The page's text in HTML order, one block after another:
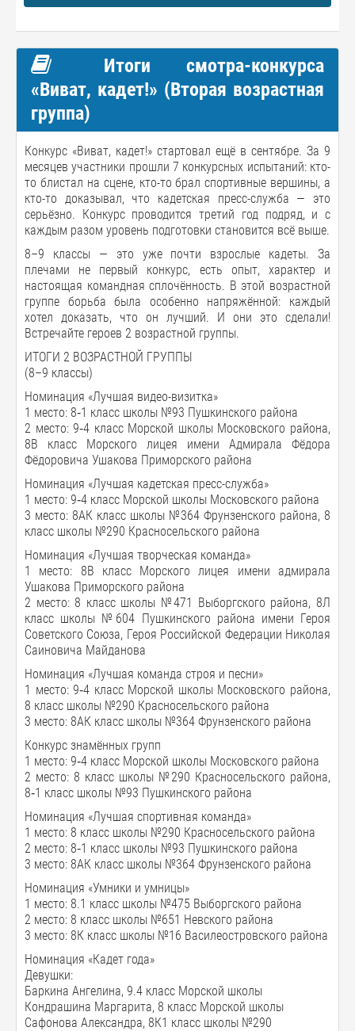
Итоги смотра-конкурса
«Виват, кадет!» (Вторая возрастная
группа)
Конкурс «Виват, кадет!» стартовал ещё в сентябре. За 9
месяцев участники прошли 7 конкурсных испытаний: кто-
то блистал на сцене, кто-то брал спортивные вершины, а
кто-то доказывал, что кадетская пресс-служба — это
серьёзно. Конкурс проводится третий год подряд, и с
каждым разом уровень подготовки становится всё выше.
8–9 классы — это уже почти взрослые кадеты. За
плечами не первый конкурс, есть опыт, характер и
настоящая командная сплочённость. В этой возрастной
группе борьба была особенно напряжённой: каждый
хотел доказать, что он лучший. И они это сделали!
Встречайте героев 2 возрастной группы.
ИТОГИ 2 ВОЗРАСТНОЙ ГРУППЫ
(8–9 классы)
Номинация «Лучшая видео-визитка»
1 место: 8‑1 класс школы №93 Пушкинского района
2 место: 9‑4 класс Морской школы Московского района,
8В класс Морского лицея имени Адмирала Фёдора
Фёдоровича Ушакова Приморского района
Номинация «Лучшая кадетская пресс-служба»
1 место: 9‑4 класс Морской школы Московского района
3 место: 8АК класс школы №364 Фрунзенского района, 8
класс школы №290 Красносельского района
Номинация «Лучшая творческая команда»
1 место: 8В класс Морского лицея имени адмирала
Ушакова Приморского района
2 место: 8 класс школы №471 Выборгского района, 8Л
класс школы №604 Пушкинского района имени Героя
Советского Союза, Героя Российской Федерации Николая
Саиновича Майданова
Номинация «Лучшая команда строя и песни»
1 место: 9‑4 класс Морской школы Московского района,
8 класс школы №290 Красносельского района
3 место: 8АК класс школы №364 Фрунзенского района
Конкурс знамённых групп
1 место: 9‑4 класс Морской школы Московского района
2 место: 8 класс школы №290 Красносельского района,
8‑1 класс школы №93 Пушкинского района
Номинация «Лучшая спортивная команда»
1 место: 8 класс школы №290 Красносельского района
2 место: 8‑1 класс школы №93 Пушкинского района
3 место: 8АК класс школы №364 Фрунзенского района
Номинация «Умники и умницы»
1 место: 8.1 класс школы №475 Выборгского района
2 место: 8 класс школы №651 Невского района
3 место: 8К класс школы №16 Василеостровского района
Номинация «Кадет года»
Девушки:
Баркина Ангелина, 9.4 класс Морской школы
Кондрашина Маргарита, 8 класс Морской школы
Сафонова Александра, 8К1 класс школы №290